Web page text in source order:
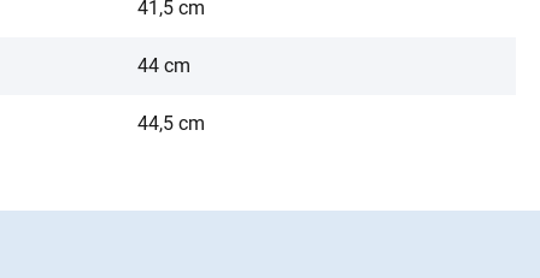
41,5 cm
44 cm
44,5 cm